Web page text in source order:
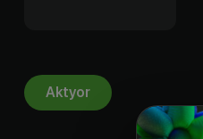
Aktyor